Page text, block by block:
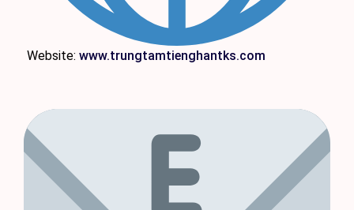
Website: www.trungtamtienghantks.com